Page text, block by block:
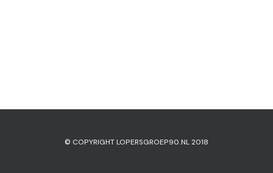
© COPYRIGHT LOPERSGROEP90.NL 2018